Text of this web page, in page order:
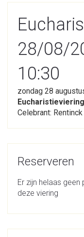
28/08/
10:30
zondag 28
Eucharistieviering
Celebrant: Rentinck
Reserveren
Er zijn helaas
deze viering